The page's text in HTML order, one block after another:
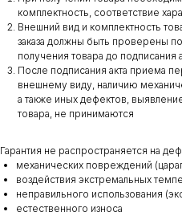
комплектность, соответствие
Внешний вид и комплектность
заказа должны быть проверены
получения товара до подписания
После подписания акта приема
внешнему виду, наличию
а также иных дефектов,
товара, не принимаются
Гарантия не распространяется на
механических повреждений
воздействия экстремальных
неправильного использования
естественного износа